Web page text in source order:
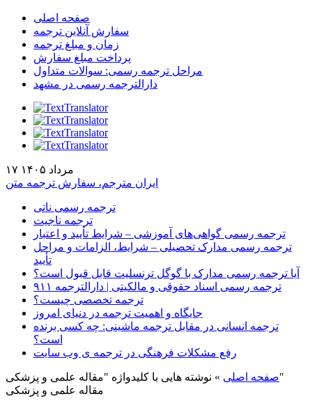
صفحه اصلی
سفارش آنلاین ترجمه
زمان و مبلغ ترجمه
پرداخت مبلغ سفارش
مراحل ترجمه رسمی: سوالات متداول
دارالترجمه رسمی در مشهد
۱۷ مرداد ۱۴۰۵
ایران مترجم، سفارش ترجمه متن
ترجمه رسمی ناتی
ترجمه ناجیت
ترجمه رسمی گواهی‌های آموزشی – شرایط تأیید و اعتبار
ترجمه رسمی مدارک تحصیلی – شرایط، الزامات و مراحل
تأیید
آیا ترجمه رسمی مدارک با گوگل ترنسلیت قابل قبول است؟
ترجمه رسمی اسناد حقوقی و مالکیتی | دارالترجمه ۹۱۱
ترجمه تخصصی چیست؟
جایگاه و اهمیت ترجمه در دنیای امروز
ترجمه انسانی در مقابل ترجمه ماشینی: چه کسی برنده
است؟
رفع مشکلات فرهنگی در ترجمه ی وب سایت
صفحه اصلی »
نوشته هایی با کلیدواژه "مقاله علمی و پزشکی"
مقاله علمی و پزشکی